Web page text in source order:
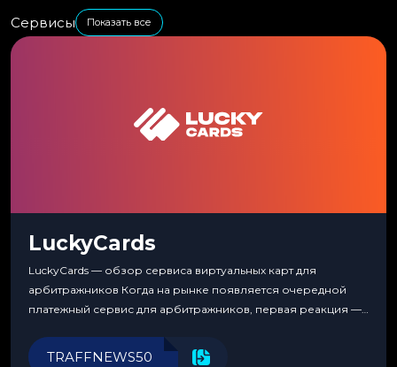
Сервисы Показать все
LuckyCards
LuckyCards — обзор сервиса виртуальных карт для
арбитражников Когда на рынке появляется очередной
платежный сервис для арбитражников, первая реакция —
перестаешь воспринимать всерьез любой новый продукт,
TRAFFNEWS50